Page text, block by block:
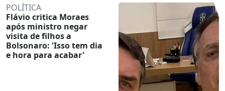
POLÍTICA
Flávio critica Moraes
após ministro negar
visita de filhos a
Bolsonaro: 'Isso tem dia
e hora para acabar'